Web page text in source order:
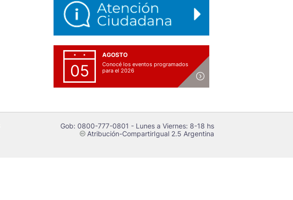
05
AGOSTO
Conocé los eventos programados
para el 2026
Gob: 0800-777-0801 - Lunes a Viernes: 8-18 hs
cAtribución-CompartirIgual 2.5 Argentina